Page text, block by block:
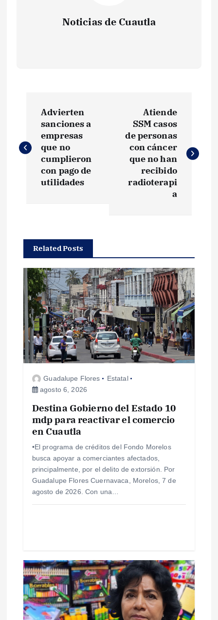
Noticias de Cuautla
v
c
ó
n
d
e
s
Advierten
sanciones a
empresas
que no
cumplieron
con pago de
utilidades
Atiende
SSM casos
de personas
con cáncer
que no han
recibido
radioterapi
a
Related Posts
Guadalupe Flores
Estatal
agosto 6, 2026
Destina Gobierno del Estado 10
mdp para reactivar el comercio
en Cuautla
•El programa de créditos del Fondo Morelos
busca apoyar a comerciantes afectados,
principalmente, por el delito de extorsión. Por
Guadalupe Flores Cuernavaca, Morelos, 7 de
agosto de 2026. Con una…